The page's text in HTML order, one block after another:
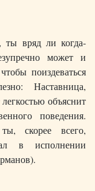
ты вряд ли когда-
может и
поиздеваться
Наставница,
объяснит
поведения.
скорее всего,
в исполнении